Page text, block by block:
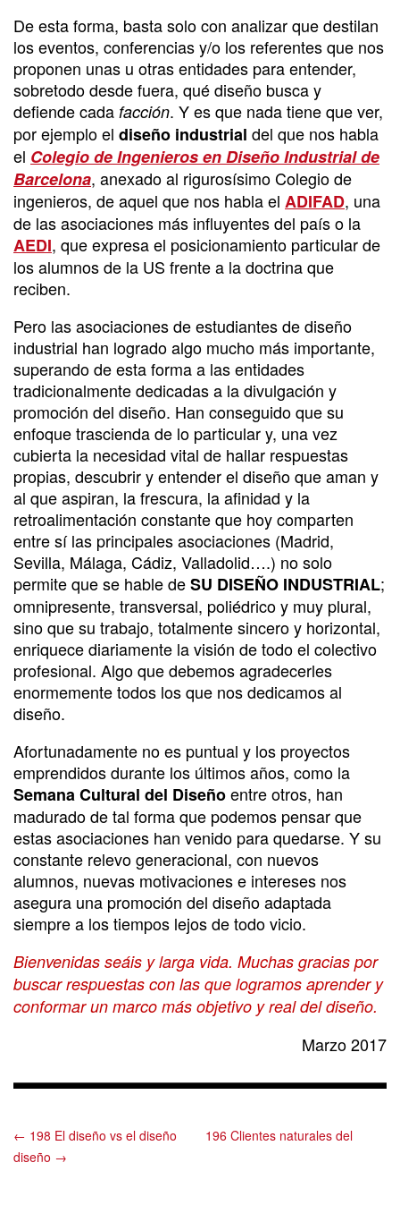
De esta forma, basta solo con analizar que destilan
los eventos, conferencias y/o los referentes que nos
proponen unas u otras entidades para entender,
sobretodo desde fuera, qué diseño busca y
defiende cada facción. Y es que nada tiene que ver,
por ejemplo el diseño industrial del que nos habla
el Colegio de Ingenieros en Diseño Industrial de
Barcelona, anexado al rigurosísimo Colegio de
ingenieros, de aquel que nos habla el ADIFAD, una
de las asociaciones más influyentes del país o la
AEDI, que expresa el posicionamiento particular de
los alumnos de la US frente a la doctrina que
reciben.
Pero las asociaciones de estudiantes de diseño
industrial han logrado algo mucho más importante,
superando de esta forma a las entidades
tradicionalmente dedicadas a la divulgación y
promoción del diseño. Han conseguido que su
enfoque trascienda de lo particular y, una vez
cubierta la necesidad vital de hallar respuestas
propias, descubrir y entender el diseño que aman y
al que aspiran, la frescura, la afinidad y la
retroalimentación constante que hoy comparten
entre sí las principales asociaciones (Madrid,
Sevilla, Málaga, Cádiz, Valladolid….) no solo
permite que se hable deSU DISEÑO INDUSTRIAL;
omnipresente, transversal, poliédrico y muy plural,
sino que su trabajo, totalmente sincero y horizontal,
enriquece diariamente la visión de todo el colectivo
profesional. Algo que debemos agradecerles
enormemente todos los que nos dedicamos al
diseño.
Afortunadamente no es puntual y los proyectos
emprendidos durante los últimos años, como la
Semana Cultural del Diseñoentre otros, han
madurado de tal forma que podemos pensar que
estas asociaciones han venido para quedarse. Y su
constante relevo generacional, con nuevos
alumnos, nuevas motivaciones e intereses nos
asegura una promoción del diseño adaptada
siempre a los tiempos lejos de todo vicio.
Bienvenidas seáis y larga vida. Muchas gracias por
buscar respuestas con las que logramos aprender y
conformar un marco más objetivo y real del diseño.
Marzo 2017
← 198 El diseño vs el diseño
196 Clientes naturales del
diseño →